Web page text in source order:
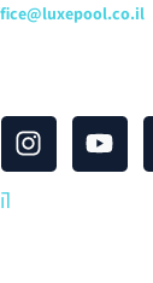
| יבוא ושיווק